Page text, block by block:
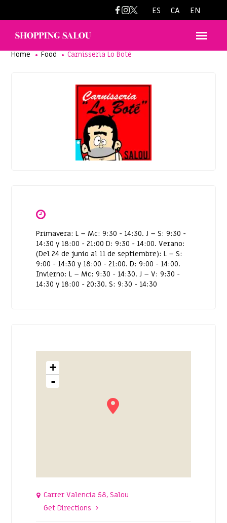
ES CA EN
Home Food Carnisseria Lo Boté
Primavera: L – Mc: 9:30 - 14:30. J – S: 9:30 -
14:30 y 18:00 - 21:00 D: 9:30 - 14:00. Verano:
(Del 24 de junio al 11 de septiembre): L – S:
9:00 - 14:30 y 18:00 - 21:00. D: 9:00 - 14:00.
Invierno: L – Mc: 9:30 - 14:30. J – V: 9:30 -
14:30 y 18:00 - 20:30. S: 9:30 - 14:30
+
-
Carrer Valencia 58, Salou
Get Directions